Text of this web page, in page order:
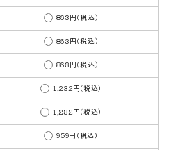
863円(税込)
863円(税込)
863円(税込)
1,232円(税込)
1,232円(税込)
959円(税込)